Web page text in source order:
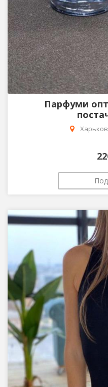
Парфуми
Харьков